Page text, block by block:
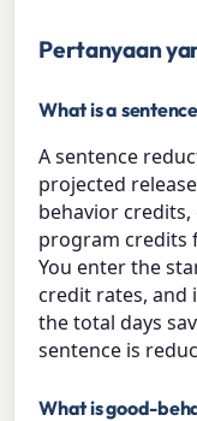
Pertanyaan
What is a
A sentence
projected
behavior
program credits
You enter the
credit rates, and
the total days
sentence is
What is good-